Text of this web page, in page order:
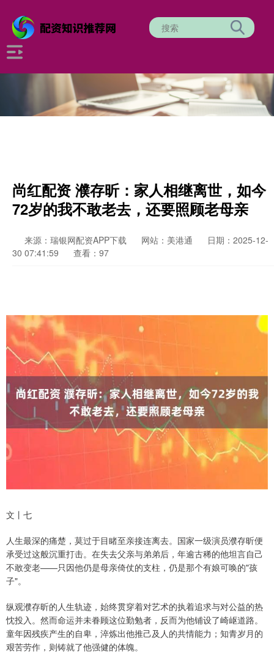
尚红配资 濮存昕：家人相继离世，如今
72岁的我不敢老去，还要照顾老母亲
来源：瑞银网配资APP下载 网站：美港通
日期：2025-12-
30 07:41:59
查看：97
文丨七
人生最深的痛楚，莫过于目睹至亲接连离去。国家一级演员濮存昕便
承受过这般沉重打击。在失去父亲与弟弟后，年逾古稀的他坦言自己
不敢变老——只因他仍是母亲倚仗的支柱，仍是那个有娘可唤的"孩
子"。
纵观濮存昕的人生轨迹，始终贯穿着对艺术的执着追求与对公益的热
忱投入。然而命运并未眷顾这位勤勉者，反而为他铺设了崎岖道路。
童年因残疾产生的自卑，淬炼出他推己及人的共情能力；知青岁月的
艰苦劳作，则铸就了他强健的体魄。